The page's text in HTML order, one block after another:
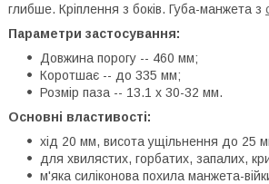
глибше. Кріплення з боків. Губа-манжета з
Параметри застосування:
Довжина порогу -- 460 мм;
Коротшає -- до 335 мм;
Розмір паза -- 13.1 х 30-32 мм.
Основні властивості:
хід 20 мм, висота ущільнення до 25
для хвилястих, горбатих, запалих,
м'яка силіконова похила манжета-